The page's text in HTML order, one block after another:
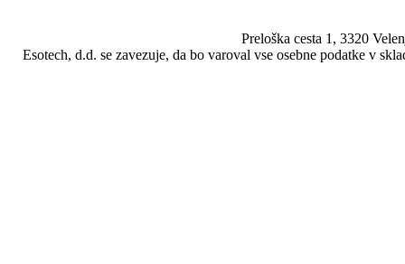
Preloška cesta 1, 3320
Esotech, d.d. se zavezuje, da bo varoval vse osebne podatke v